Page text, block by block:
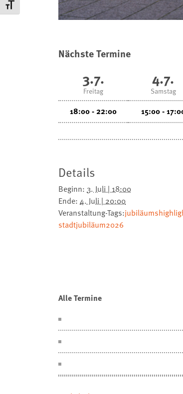
Schrift vergrößern
Nächste Termine
3.7.
Freitag
18:00 - 22:00
4.7.
Samstag
15:00 -
Details
Beginn: 3. Juli | 18:00
Ende: 4. Juli | 20:00
Veranstaltung-Tags:
stadtjubiläum2026
Alle Termine